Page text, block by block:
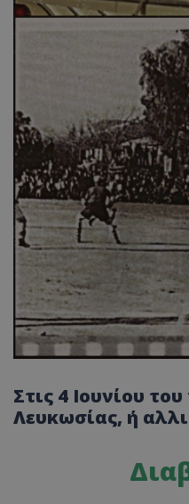
Στις 4 Ιουνίου
Λευκωσίας, ή